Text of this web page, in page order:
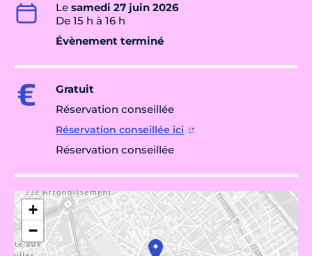
Le samedi 27 juin 2026
De 15 h à 16 h
Évènement terminé
Gratuit
Réservation conseillée
Réservation conseillée ici
Réservation conseillée
+
−